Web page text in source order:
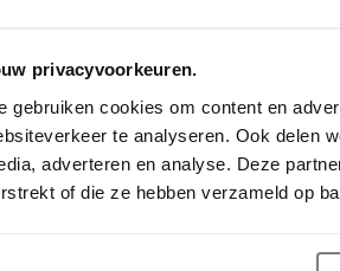
privacyvoorkeuren.
gebruiken cookies om content en
te analyseren. Ook delen
adverteren en analyse. Deze
of die ze hebben verzameld op